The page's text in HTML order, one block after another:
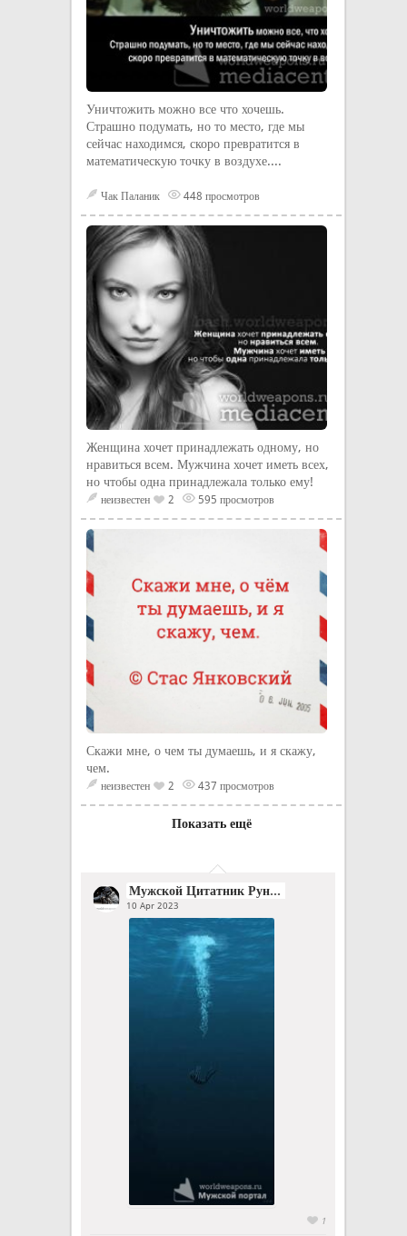
Уничтожить можно все что хочешь.
Страшно подумать, но то место, где мы
сейчас находимся, скоро превратится в
математическую точку в воздухе....
Чак Паланик 448 просмотров
Женщина хочет принадлежать одному, но
нравиться всем. Мужчина хочет иметь всех,
но чтобы одна принадлежала только ему!
неизвестен 2 595 просмотров
Скажи мне, о чем ты думаешь, и я скажу,
чем.
неизвестен 2 437 просмотров
Показать ещё
Мужской Цитатник Рунета
10 Apr 2023
1